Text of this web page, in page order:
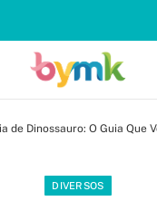
de Dinossauro: O Guia Que
DIVERSOS